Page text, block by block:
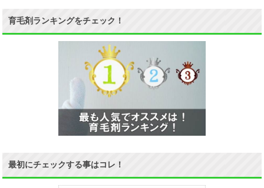
育毛剤ランキングをチェック！
最初にチェックする事はコレ！